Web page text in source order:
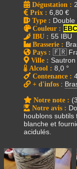
Dégustation :
Prix : 6,80 €
Type : Double
Couleur :
IBU : 55 IBU
Brasserie :
Pays : 🇫🇷
Ville :
Alcool : 8,0 °
Contenance :
+ d'infos :
Notre note :
Notre avis :
houblons subtils
blanche et
acidulés.